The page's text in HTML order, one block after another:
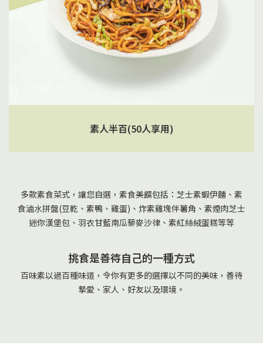
素人半百(50人享用)
多款素食菜式，讓您⾃選，素食美饌包括：芝士素蝦伊麵、素
食滷⽔拼盤(豆乾、素鴨、雞蛋)、炸素雞塊伴薯角、素煙肉芝士
迷你漢堡包、羽衣甘藍南瓜藜麥沙律、素紅絲絨蛋糕等等
挑食是善待自己的一種方式
百味素以過百種味道，令你有更多的選擇以不同的美味，善待
摯愛、家人、好友以及環境。